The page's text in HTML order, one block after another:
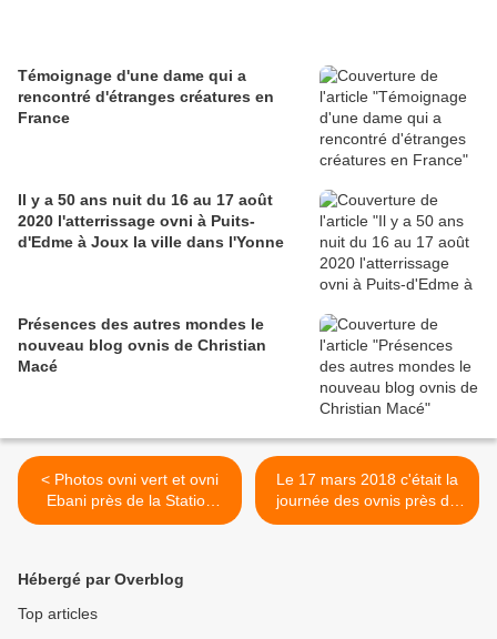
Témoignage d'une dame qui a
rencontré d'étranges créatures en
France
Il y a 50 ans nuit du 16 au 17 août
2020 l'atterrissage ovni à Puits-
d'Edme à Joux la ville dans l'Yonne
Présences des autres mondes le
nouveau blog ovnis de Christian
Macé
< Photos ovni vert et ovni
Ebani près de la Station
Spatiale Internationale le 17
Le 17 mars 2018 c'était la
journée des ovnis près de
l'ISS la Station Spatiale
Hébergé par Overblog
Top articles